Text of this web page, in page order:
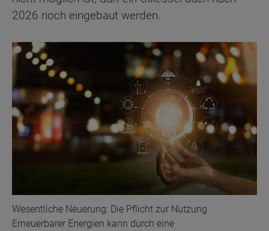
Wesentliche Neuerung: Die Pflicht zur Nutzung
Erneuerbarer Energien kann durch eine
2026 noch eingebaut werden.